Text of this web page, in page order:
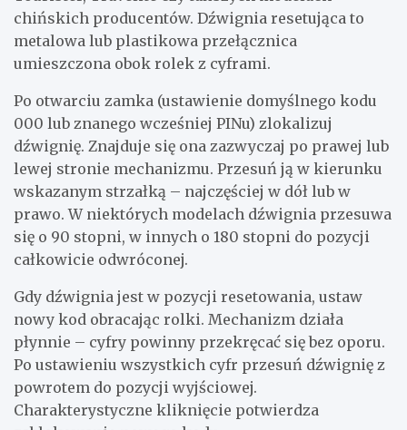
chińskich producentów. Dźwignia resetująca to
metalowa lub plastikowa przełącznica
umieszczona obok rolek z cyframi.
Po otwarciu zamka (ustawienie domyślnego kodu
000 lub znanego wcześniej PINu) zlokalizuj
dźwignię. Znajduje się ona zazwyczaj po prawej lub
lewej stronie mechanizmu. Przesuń ją w kierunku
wskazanym strzałką – najczęściej w dół lub w
prawo. W niektórych modelach dźwignia przesuwa
się o 90 stopni, w innych o 180 stopni do pozycji
całkowicie odwróconej.
Gdy dźwignia jest w pozycji resetowania, ustaw
nowy kod obracając rolki. Mechanizm działa
płynnie – cyfry powinny przekręcać się bez oporu.
Po ustawieniu wszystkich cyfr przesuń dźwignię z
powrotem do pozycji wyjściowej.
Charakterystyczne kliknięcie potwierdza